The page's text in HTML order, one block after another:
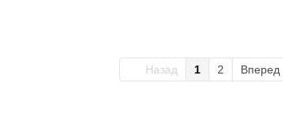
Назад 1 2 Вперед